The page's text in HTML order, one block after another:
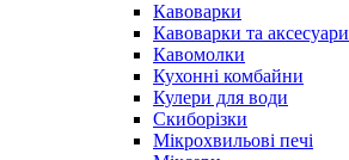
Кавоварки
Кавоварки та аксесуари
Кавомолки
Кухонні комбайни
Кулери для води
Скиборізки
Мікрохвильові печі